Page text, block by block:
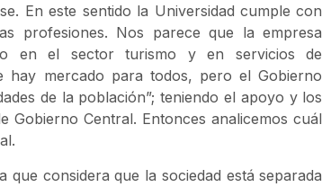
En este sentido la Universidad cumple con
profesiones. Nos parece que la empresa
en el sector turismo y en servicios de
hay mercado para todos, pero el Gobierno
de la población”; teniendo el apoyo y los
Gobierno Central. Entonces analicemos cuál
que considera que la sociedad está separada